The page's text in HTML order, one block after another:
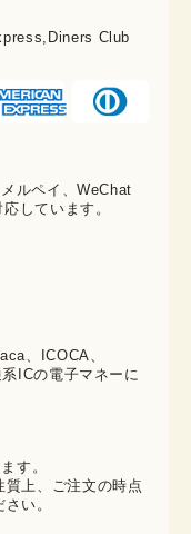
Club
ルペイ、WeChat
しています。
、ICOCA、
ICの電子マネーに
す。
上、ご注文の時点
い。